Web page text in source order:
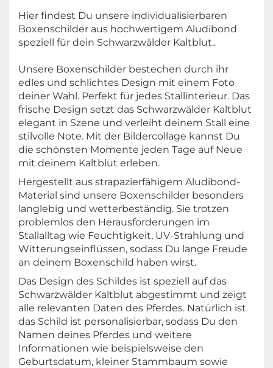
Hier findest Du unsere individualisierbaren
Boxenschilder aus hochwertigem Aludibond
speziell für dein Schwarzwälder Kaltblut..
Unsere Boxenschilder bestechen durch ihr
edles und schlichtes Design mit einem Foto
deiner Wahl. Perfekt für jedes Stallinterieur. Das
frische Design setzt das Schwarzwälder Kaltblut
elegant in Szene und verleiht deinem Stall eine
stilvolle Note. Mit der Bildercollage kannst Du
die schönsten Momente jeden Tage auf Neue
mit deinem Kaltblut erleben.
Hergestellt aus strapazierfähigem Aludibond-
Material sind unsere Boxenschilder besonders
langlebig und wetterbeständig. Sie trotzen
problemlos den Herausforderungen im
Stallalltag wie Feuchtigkeit, UV-Strahlung und
Witterungseinflüssen, sodass Du lange Freude
an deinem Boxenschild haben wirst.
Das Design des Schildes ist speziell auf das
Schwarzwälder Kaltblut abgestimmt und zeigt
alle relevanten Daten des Pferdes. Natürlich ist
das Schild ist personalisierbar, sodass Du den
Namen deines Pferdes und weitere
Informationen wie beispielsweise den
Geburtsdatum, kleiner Stammbaum sowie